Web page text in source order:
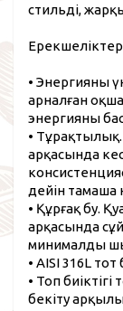
стильді,
• Энергияны
арналған
энергияны
• Тұрақтылық.
арқасында
дейін тамаша
• Құрғақ бу.
арқасында
минималды
• AISI 316L
• Топ
бекіту